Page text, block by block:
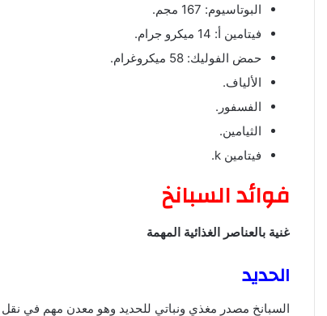
البوتاسيوم: 167 مجم.
فيتامين أ: 14 ميكرو جرام.
حمض الفوليك: 58 ميكروغرام.
الألياف.
الفسفور.
الثيامين.
فيتامين k.
فوائد السبانخ
غنية بالعناصر الغذائية المهمة
الحديد
السبانخ مصدر مغذي ونباتي للحديد وهو معدن مهم في